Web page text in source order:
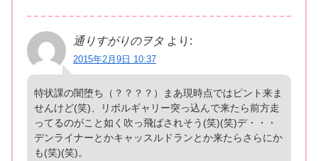
通りすがりのヲタ より:
2015年2月9日 10:37
特状課の闇堕ち（？？？？）まあ現時点ではピント来ま
せんけど(笑)、リボルギャリー突っ込んで来たら前方走
ってるのがこと如く吹っ飛ばされそう(笑)(笑)デ・・・
デンライナーとかキャッスルドランとか来たらさらにか
も(笑)(笑)。